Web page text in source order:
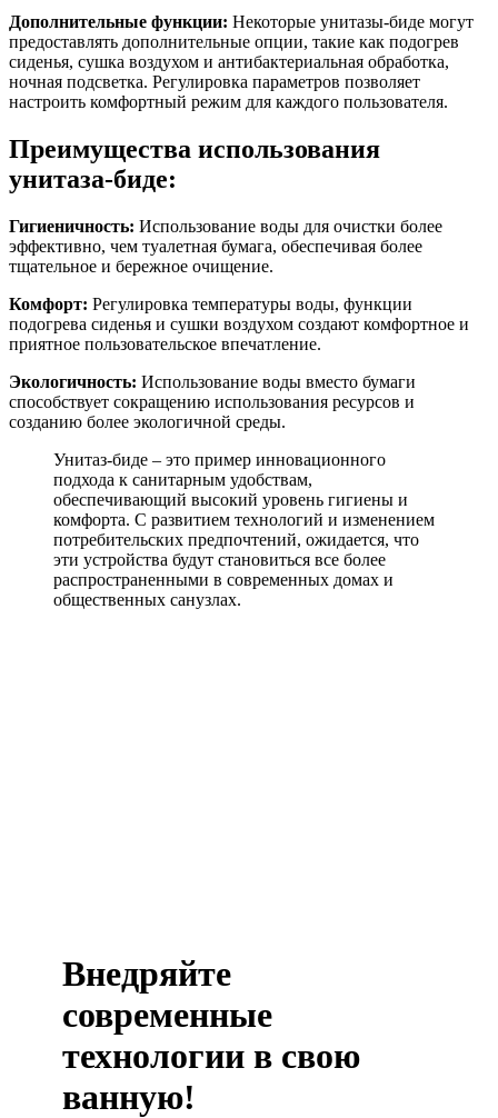
Дополнительные функции: Некоторые унитазы-биде могут
предоставлять дополнительные опции, такие как подогрев
сиденья, сушка воздухом и антибактериальная обработка,
ночная подсветка. Регулировка параметров позволяет
настроить комфортный режим для каждого пользователя.
Преимущества использования
унитаза-биде:
Гигиеничность: Использование воды для очистки более
эффективно, чем туалетная бумага, обеспечивая более
тщательное и бережное очищение.
Комфорт: Регулировка температуры воды, функции
подогрева сиденья и сушки воздухом создают комфортное и
приятное пользовательское впечатление.
Экологичность: Использование воды вместо бумаги
способствует сокращению использования ресурсов и
созданию более экологичной среды.
Унитаз-биде – это пример инновационного
подхода к санитарным удобствам,
обеспечивающий высокий уровень гигиены и
комфорта. С развитием технологий и изменением
потребительских предпочтений, ожидается, что
эти устройства будут становиться все более
распространенными в современных домах и
общественных санузлах.
Внедряйте
современные
технологии в свою
ванную!